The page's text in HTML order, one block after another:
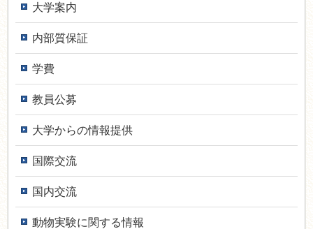
大学案内
内部質保証
学費
教員公募
大学からの情報提供
国際交流
国内交流
動物実験に関する情報